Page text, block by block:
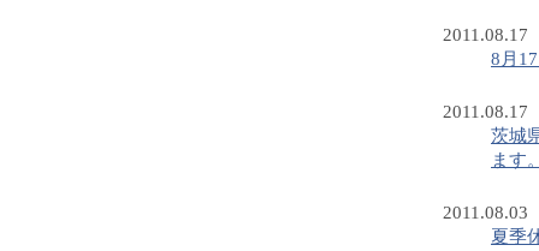
2011.08.17
8月
2011.08.17
茨城
ます
2011.08.03
夏季